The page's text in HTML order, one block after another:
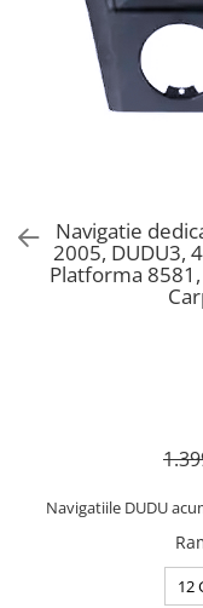
Navigatie
2005, DUDU3,
Platforma 8581,
Navigatiile DUDU
12